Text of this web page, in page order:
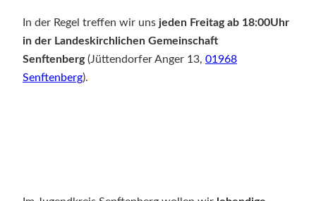
In der Regel treffen wir uns jeden Freitag ab 18:00Uhr
in der Landeskirchlichen Gemeinschaft
Senftenberg(Jüttendorfer Anger 13, 01968
Senftenberg).